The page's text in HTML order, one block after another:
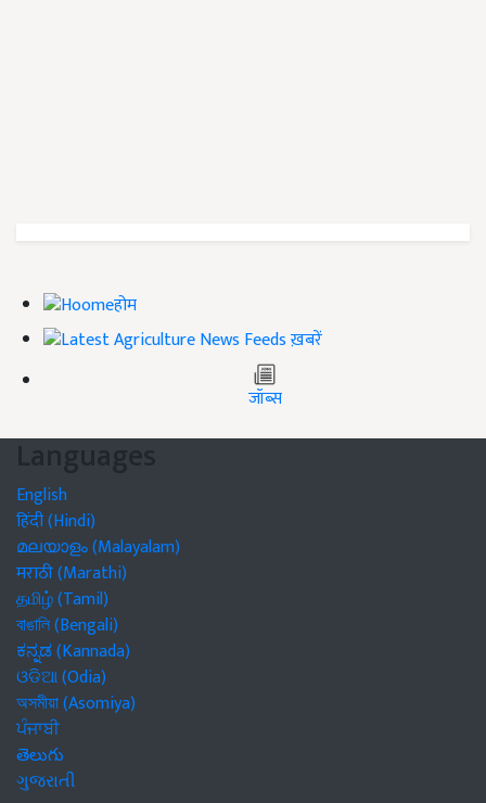
होम
ख़बरें
जॉब्स
Languages
English
हिंदी (Hindi)
മലയാളം (Malayalam)
मराठी (Marathi)
தமிழ் (Tamil)
বাঙালি (Bengali)
ಕನ್ನಡ (Kannada)
ଓଡିଆ (Odia)
অসমীয়া (Asomiya)
ਪੰਜਾਬੀ
తెలుగు
ગુજરાતી